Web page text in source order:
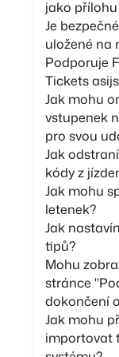
jako
Je
uložené na
Podporuje
Tickets
Jak mohu
vstupenek
pro svou
Jak
kódy z
Jak mohu
letenek?
Jak
tipů?
Mohu
stránce
dokončení
Jak mohu
importovat